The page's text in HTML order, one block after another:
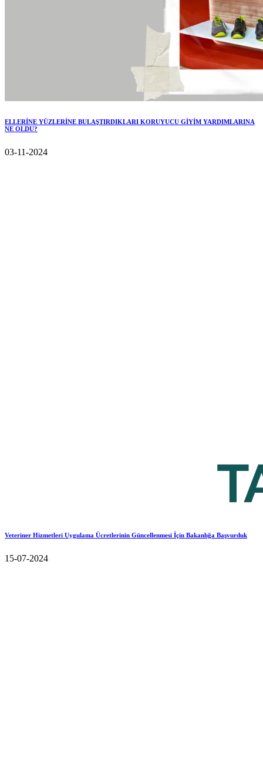
ELLERİNE YÜZLERİNE BULAŞTIRDIKLARI KORUYUCU GİYİM YARDIMLARINA
NE OLDU?
03-11-2024
Veteriner Hizmetleri Uygulama Ücretlerinin Güncellenmesi İçin Bakanlığa Başvurduk
15-07-2024